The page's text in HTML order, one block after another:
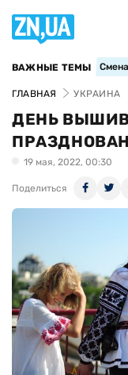
ВАЖНЫЕ ТЕМЫ
ГЛАВНАЯ УКРАИНА
ДЕНЬ
19 мая, 2022, 00:30
Поделиться